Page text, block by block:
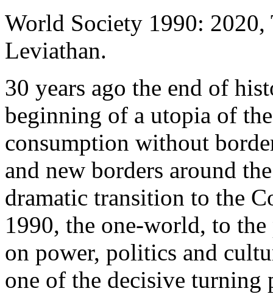
World Society 1990: 2020,
Leviathan.
30 years ago the end of
beginning of a utopia of
consumption without
and new borders around
dramatic transition to the
1990, the one-world, to the
on power, politics and
one of the decisive turning